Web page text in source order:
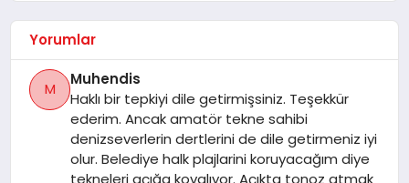
Yorumlar
M
Muhendis
Haklı bir tepkiyi dile getirmişsiniz. Teşekkür
ederim. Ancak amatör tekne sahibi
denizseverlerin dertlerini de dile getirmeniz iyi
olur. Belediye halk plajlarini koruyacağım diye
tekneleri açığa kovalıyor. Açıkta tonoz atmak